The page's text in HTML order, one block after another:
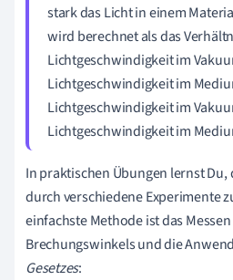
stark das Licht in einem
wird berechnet als das
Lichtgeschwindigkeit im
Lichtgeschwindigkeit im
Lichtgeschwindigkeit im
Lichtgeschwindigkeit im
In praktischen Übungen lernst
durch verschiedene Experimente
einfachste Methode ist das
Brechungswinkels und die
Gesetzes: